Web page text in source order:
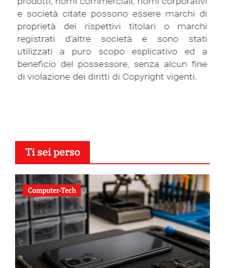
Ti sei perso
Computer-Tech